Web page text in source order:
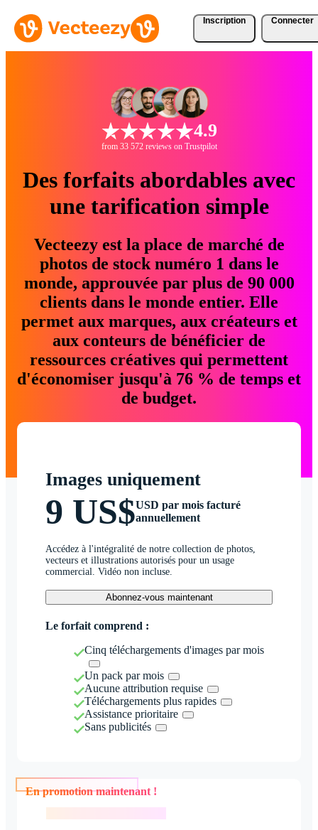
Inscription Connecter
4.9
from 33 572 reviews on Trustpilot
Des forfaits abordables avec
une tarification simple
Vecteezy est la place de marché de
photos de stock numéro 1 dans le
monde, approuvée par plus de 90 000
clients dans le monde entier. Elle
permet aux marques, aux créateurs et
aux conteurs de bénéficier de
ressources créatives qui permettent
d'économiser jusqu'à 76 % de temps et
de budget.
Images uniquement
9 US$USD par mois facturé
annuellement
Accédez à l'intégralité de notre collection de photos,
vecteurs et illustrations autorisés pour un usage
commercial. Vidéo non incluse.
Abonnez-vous maintenant
Le forfait comprend :
Cinq téléchargements d'images par mois
Un pack par mois
Aucune attribution requise
Téléchargements plus rapides
Assistance prioritaire
Sans publicités
En promotion maintenant !